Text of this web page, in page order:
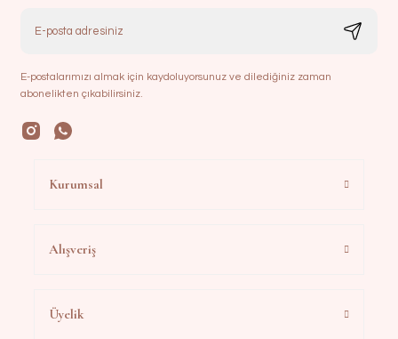
E-postalarımızı almak için kaydoluyorsunuz ve dilediğiniz zaman
abonelikten çıkabilirsiniz.
Kurumsal
Alışveriş
Üyelik